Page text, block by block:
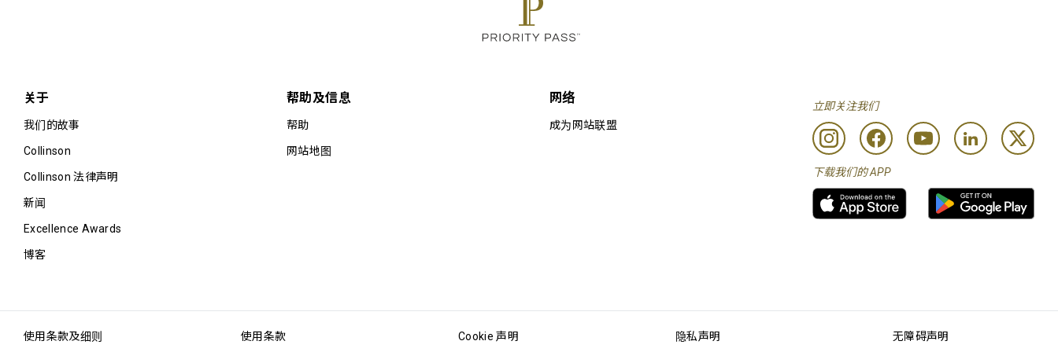
关于
我们的故事
Collinson
Collinson 法律声明
新闻
Excellence Awards
博客
帮助及信息
帮助
网站地图
网络
成为网站联盟
立即关注我们
下载我们的 APP
使用条款及细则 使用条款 Cookie 声明 隐私声明 无障碍声明